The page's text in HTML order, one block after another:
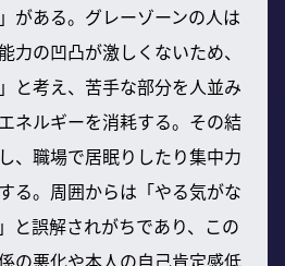
がある。グレーゾーンの人は
力の凹凸が激しくないため、
と考え、苦手な部分を人並み
ネルギーを消耗する。その結
、職場で居眠りしたり集中力
る。周囲からは「やる気がな
と誤解されがちであり、この
の悪化や本人の自己肯定感低